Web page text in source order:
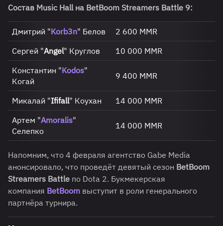
Состав Music Hall на BetBoom Streamers Battle 9:
Дмитрий "Korb3n" Белов
2 600 MMR
Сергей "Angel" Круглов
10 000 MMR
Константин "Kodos"
Когай
9 400 MMR
Микалай "Ififall" Коухан
14 000 MMR
Артем "Amoralis"
Селепко
14 000 MMR
Напомним, что 4 февраля агентство Gabe Media
анонсировало, что проведёт девятый сезон BetBoom
Streamers Battle по Dota 2. Букмекерская
компания BetBoom выступит в роли генерального
партнёра турнира.